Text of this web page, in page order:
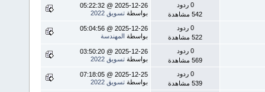
0 ردود
542 مشاهدة
2025-12-26 @ 05:22:32
بواسطة تسويق 2022
0 ردود
522 مشاهدة
2025-12-26 @ 05:04:56
بواسطة المهندسة
0 ردود
569 مشاهدة
2025-12-26 @ 03:50:20
بواسطة تسويق 2022
0 ردود
539 مشاهدة
2025-12-25 @ 07:18:05
بواسطة تسويق 2022